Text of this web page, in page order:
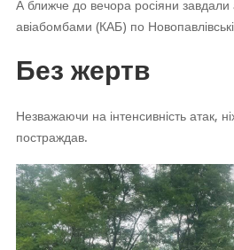
А ближче до вечора росіяни завдали
авіабомбами (КАБ) по
Без жертв
Незважаючи на інтенсивність атак,
постраждав.